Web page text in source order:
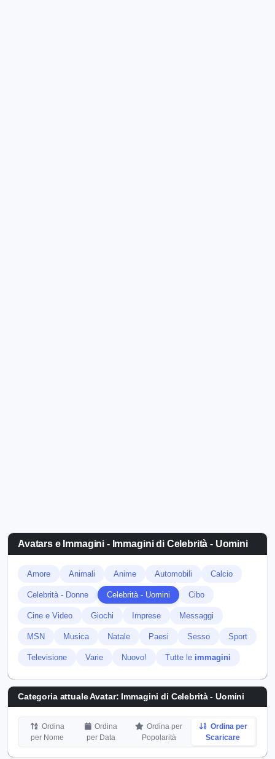
Avatars e Immagini - Immagini di Celebrità - Uomini
Amore Animali Anime Automobili Calcio
Celebrità - Donne Celebrità - Uomini Cibo
Cine e Video Giochi Imprese Messaggi
MSN Musica Natale Paesi Sesso Sport
Televisione Varie Nuovo! Tutte le immagini
Categoria attuale Avatar: Immagini di Celebrità - Uomini
Ordina
per Nome
Ordina
per Data
Ordina per
Popolarità
Ordina per
Scaricare